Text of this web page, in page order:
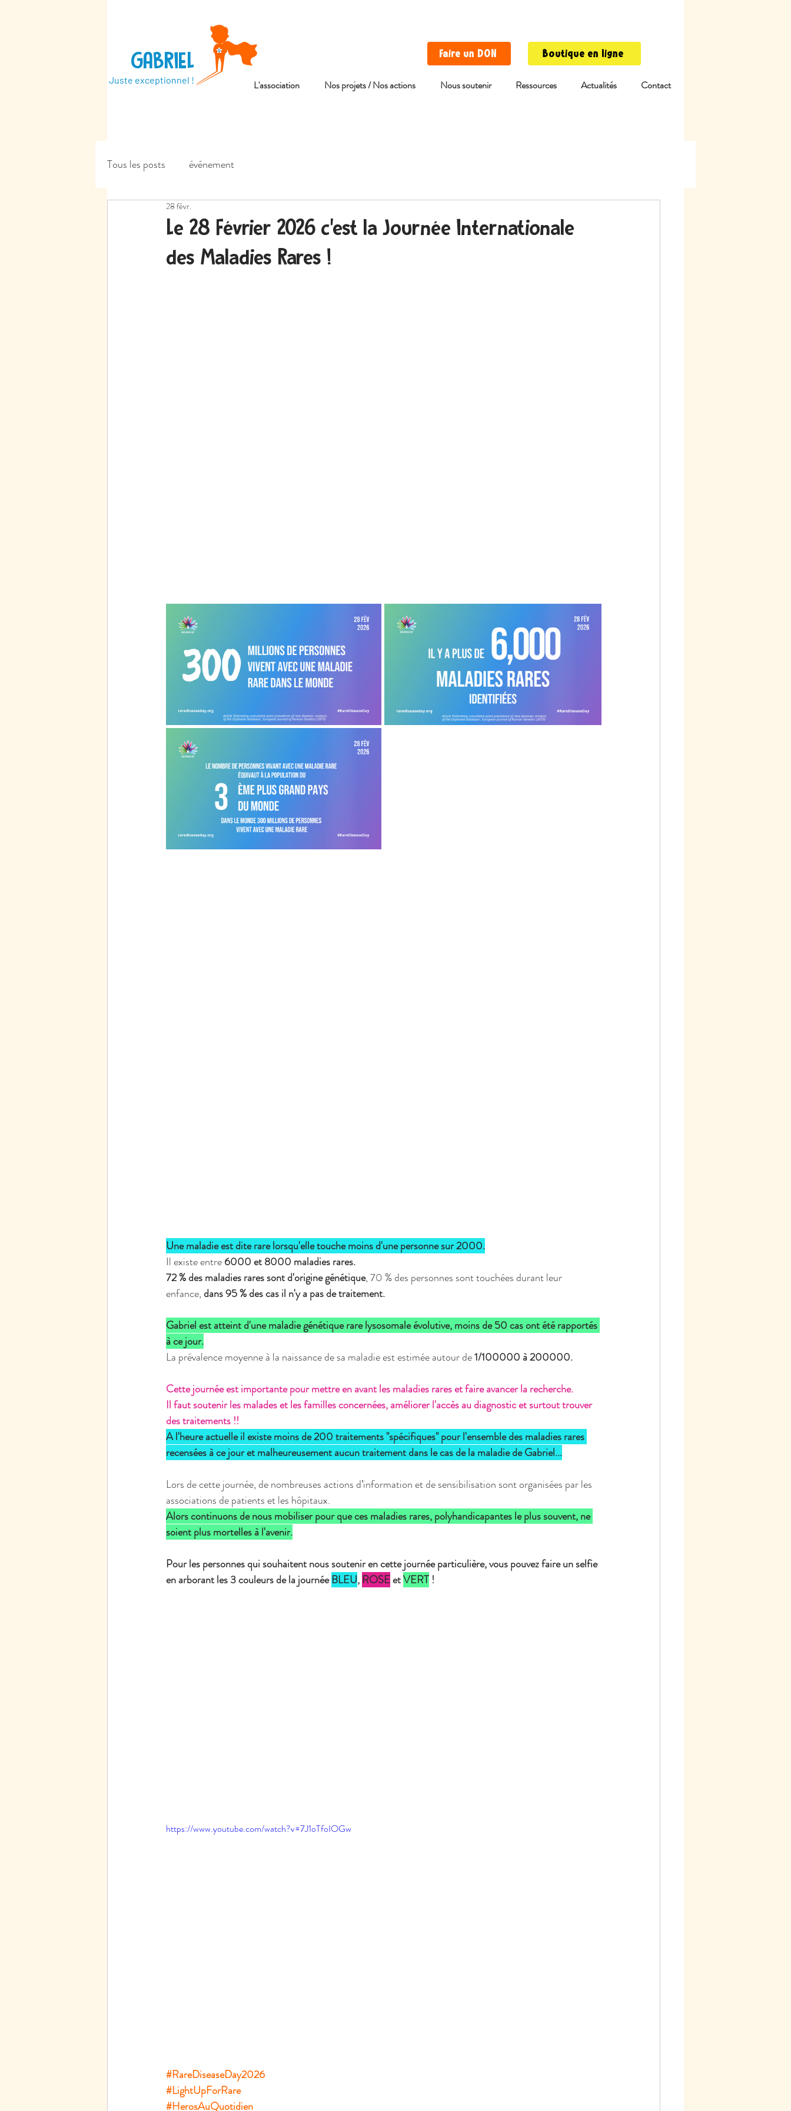
L'association Nos projets / Nos actions Nous soutenir Ressources Actualités Contact
GABRIEL
Juste exceptionnel !
Faire un DON Boutique en ligne
Tous les posts événement
Le 28 Février 2026 c'est la Journée Internationale
des Maladies Rares !
28 févr.
Une maladie est dite rare lorsqu'elle touche moins d'une personne sur 2000.
Il existe entre 6000 et 8000 maladies rares.
72 % des maladies rares sont d'origine génétique, 70 % des personnes sont touchées durant leur
enfance, dans 95 % des cas il n'y a pas de traitement.
Gabriel est atteint d'une maladie génétique rare lysosomale évolutive, moins de 50 cas ont été rapportés
à ce jour.
La prévalence moyenne à la naissance de sa maladie est estimée autour de 1/100000 à 200000.
Cette journée est importante pour mettre en avant les maladies rares et faire avancer la recherche.
Il faut soutenir les malades et les familles concernées, améliorer l'accès au diagnostic et surtout trouver
des traitements !!
A l'heure actuelle il existe moins de 200 traitements "spécifiques" pour l'ensemble des maladies rares
recensées à ce jour et malheureusement aucun traitement dans le cas de la maladie de Gabriel...
Lors de cette journée, de nombreuses actions d’information et de sensibilisation sont organisées par les
associations de patients et les hôpitaux.
Alors continuons de nous mobiliser pour que ces maladies rares, polyhandicapantes le plus souvent, ne
soient plus mortelles à l'avenir.
Pour les personnes qui souhaitent nous soutenir en cette journée particulière, vous pouvez faire un selfie
en arborant les 3 couleurs de la journée BLEU, ROSE et VERT !
https://www.youtube.com/watch?v=7J1oTfoIOGw
#RareDiseaseDay2026
#LightUpForRare
#HerosAuQuotidien